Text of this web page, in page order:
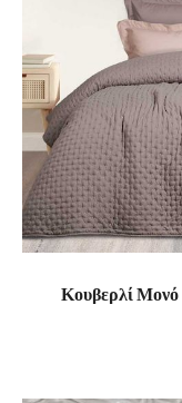
Κουβερλί